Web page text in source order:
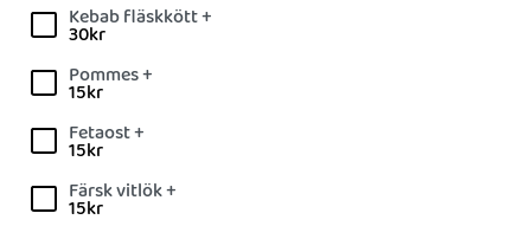
Kebab fläskkött +
30kr
Pommes +
15kr
Fetaost +
15kr
Färsk vitlök +
15kr